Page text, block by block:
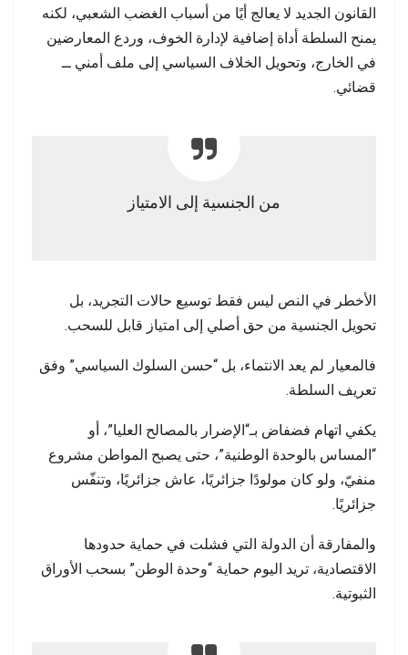
القانون الجديد لا يعالج أيًا من أسباب الغضب الشعبي، لكنه
يمنح السلطة أداة إضافية لإدارة الخوف، وردع المعارضين
في الخارج، وتحويل الخلاف السياسي إلى ملف أمني ــ
قضائي.
من الجنسية إلى الامتياز
الأخطر في النص ليس فقط توسيع حالات التجريد، بل
تحويل الجنسية من حق أصلي إلى امتياز قابل للسحب.
فالمعيار لم يعد الانتماء، بل “حسن السلوك السياسي” وفق
تعريف السلطة.
يكفي اتهام فضفاض بـ“الإضرار بالمصالح العليا”، أو
“المساس بالوحدة الوطنية”، حتى يصبح المواطن مشروع
منفيّ، ولو كان مولودًا جزائريًا، عاش جزائريًا، وتنفّس
جزائريًا.
والمفارقة أن الدولة التي فشلت في حماية حدودها
الاقتصادية، تريد اليوم حماية “وحدة الوطن” بسحب الأوراق
الثبوتية.